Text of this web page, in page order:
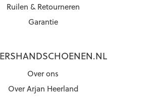
Ruilen & Retourneren
Garantie
Over ons
Over Arjan Heerland